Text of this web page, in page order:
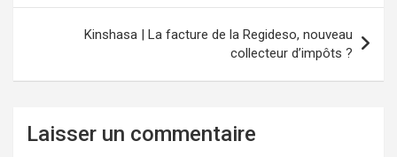
Kinshasa | La facture de la Regideso, nouveau
collecteur d’impôts ?
Laisser un commentaire